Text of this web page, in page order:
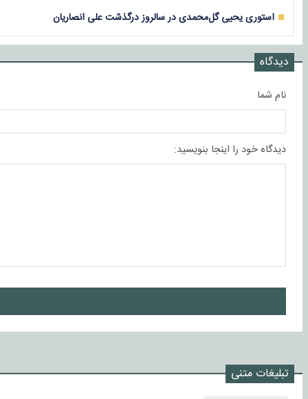
استوری یحیی گل‌محمدی در سالروز درگذشت علی انصاریان
دیدگاه
نام شما
دیدگاه خود را اینجا بنویسید:
تبلیغات متنی